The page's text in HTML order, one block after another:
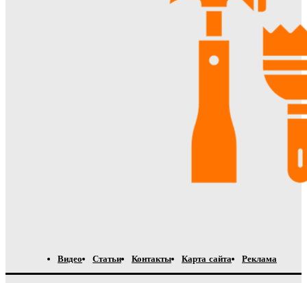
Видео Статьи Контакты Карта сайта Реклама